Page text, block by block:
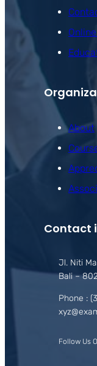
About
Contact
Jl. Niti
Bali –
Phone :
Follow Us